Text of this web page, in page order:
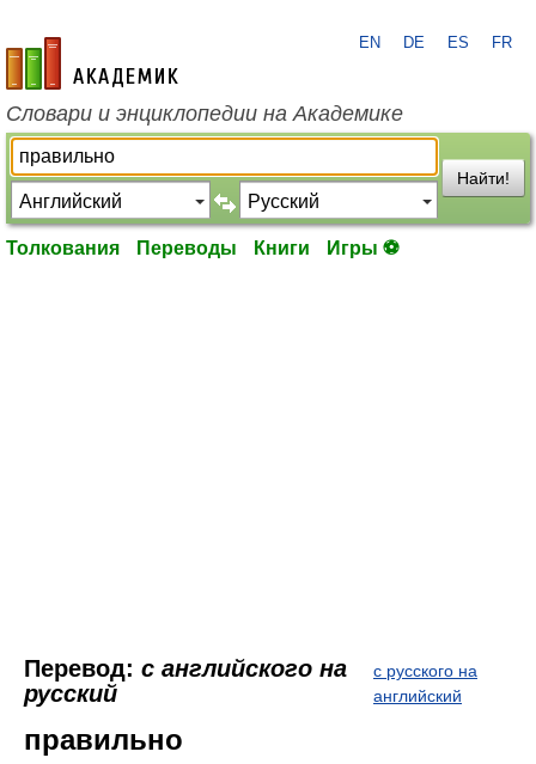
academic.ru
EN DE ES FR
Словари и энциклопедии на Академике
Найти!
Толкования Переводы Книги Игры ⚽
Перевод: с английского на
русский
с русского на
английский
правильно